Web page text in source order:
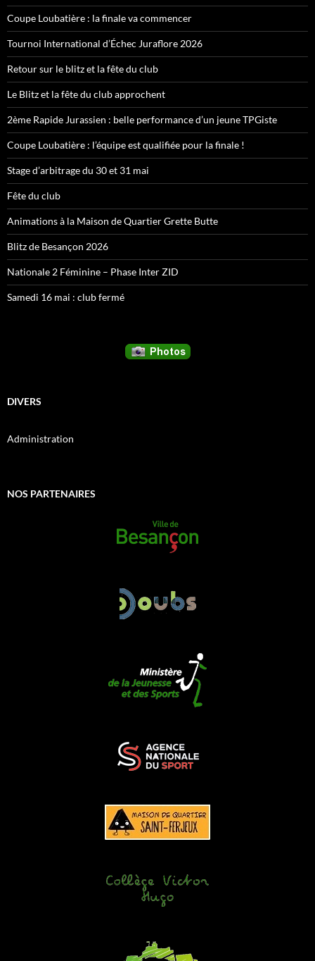
Coupe Loubatière : la finale va commencer
Tournoi International d’Échec Juraflore 2026
Retour sur le blitz et la fête du club
Le Blitz et la fête du club approchent
2ème Rapide Jurassien : belle performance d’un jeune TPGiste
Coupe Loubatière : l’équipe est qualifiée pour la finale !
Stage d’arbitrage du 30 et 31 mai
Fête du club
Animations à la Maison de Quartier Grette Butte
Blitz de Besançon 2026
Nationale 2 Féminine – Phase Inter ZID
Samedi 16 mai : club fermé
DIVERS
Administration
NOS PARTENAIRES